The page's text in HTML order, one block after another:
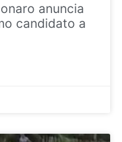
anuncia
candidato a